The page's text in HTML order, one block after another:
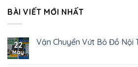
BÀI VIẾT MỚI NHẤT
22
May
Vận Chuyển Vứt Bỏ Đồ Nội